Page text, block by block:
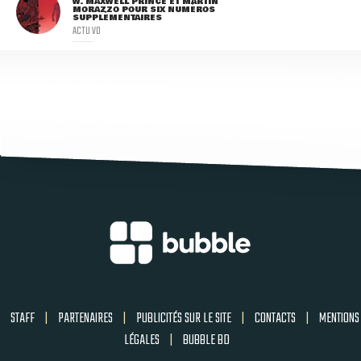
MORAZZO POUR SIX NUMÉROS
SUPPLÉMENTAIRES
ACTU VO
STAFF | PARTENAIRES | PUBLICITÉS SUR LE SITE | CONTACTS | MENTIONS
LÉGALES | BUBBLE BD